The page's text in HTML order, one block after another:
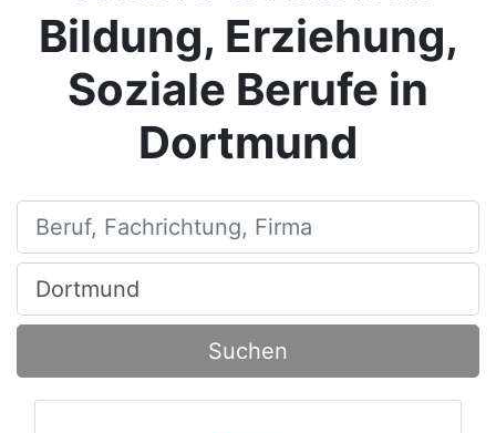
Bildung, Erziehung,
Soziale Berufe in
Dortmund
Beruf, Fachrichtung, Firma
Ort, Stadt
Suchen